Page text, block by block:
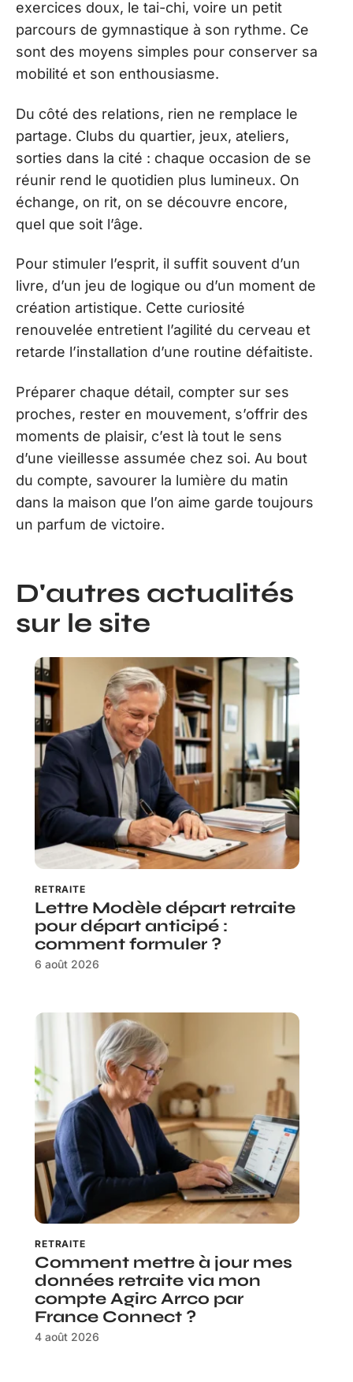
exercices doux, le tai-chi, voire un petit
parcours de gymnastique à son rythme. Ce
sont des moyens simples pour conserver sa
mobilité et son enthousiasme.
Du côté des relations, rien ne remplace le
partage. Clubs du quartier, jeux, ateliers,
sorties dans la cité : chaque occasion de se
réunir rend le quotidien plus lumineux. On
échange, on rit, on se découvre encore,
quel que soit l’âge.
Pour stimuler l’esprit, il suffit souvent d’un
livre, d’un jeu de logique ou d’un moment de
création artistique. Cette curiosité
renouvelée entretient l’agilité du cerveau et
retarde l’installation d’une routine défaitiste.
Préparer chaque détail, compter sur ses
proches, rester en mouvement, s’offrir des
moments de plaisir, c’est là tout le sens
d’une vieillesse assumée chez soi. Au bout
du compte, savourer la lumière du matin
dans la maison que l’on aime garde toujours
un parfum de victoire.
D'autres actualités
sur le site
RETRAITE
Lettre Modèle départ retraite
pour départ anticipé :
comment formuler ?
6 août 2026
RETRAITE
Comment mettre à jour mes
données retraite via mon
compte Agirc Arrco par
France Connect ?
4 août 2026